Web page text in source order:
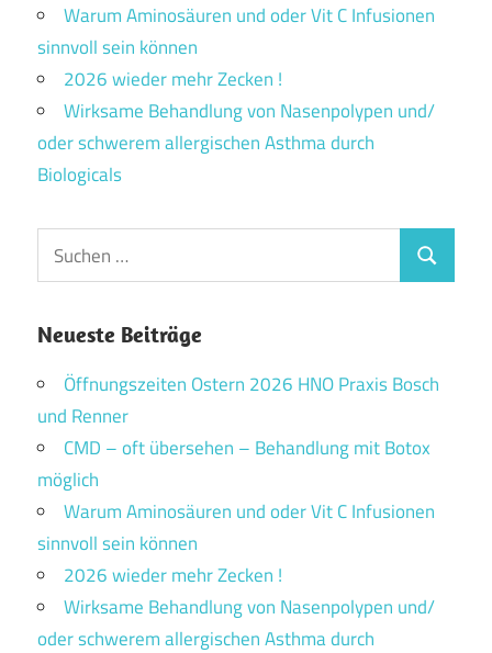
Warum Aminosäuren und oder Vit C Infusionen
sinnvoll sein können
2026 wieder mehr Zecken !
Wirksame Behandlung von Nasenpolypen und/
oder schwerem allergischen Asthma durch
Biologicals
Suchen
nach:
Suchen
Neueste Beiträge
Öffnungszeiten Ostern 2026 HNO Praxis Bosch
und Renner
CMD – oft übersehen – Behandlung mit Botox
möglich
Warum Aminosäuren und oder Vit C Infusionen
sinnvoll sein können
2026 wieder mehr Zecken !
Wirksame Behandlung von Nasenpolypen und/
oder schwerem allergischen Asthma durch